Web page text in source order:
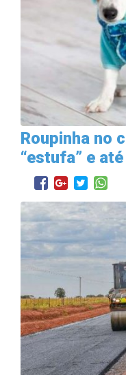
Roupinha no
“estufa” e